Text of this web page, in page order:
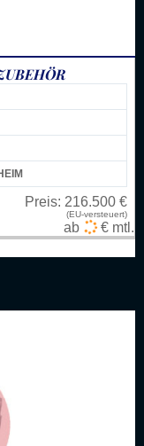
Preis: 216.500 €
(EU-versteuert)
ab € mtl.